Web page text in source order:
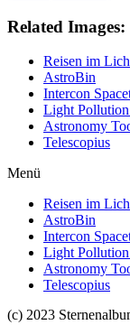
Related Images:
Reisen im
AstroBin
Intercon
Light
Astronomy
Telescopius
Menü
Reisen im
AstroBin
Intercon
Light
Astronomy
Telescopius
(c) 2023